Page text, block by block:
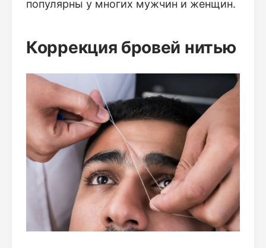
популярны у многих мужчин и женщин.
Коррекция бровей нитью